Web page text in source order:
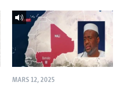
MARS 12, 2025